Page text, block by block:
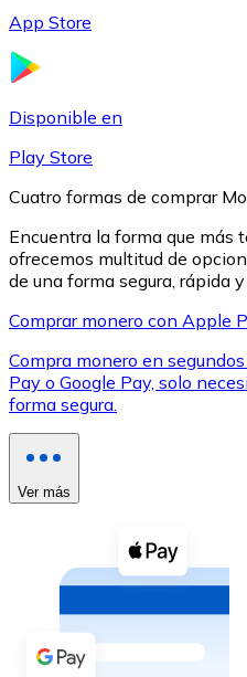
XRP
XRP
Efectivo
Comprar con efectivo
Transferencia SEPA
Añade fondos a tu
App Store
Disponible en
Play Store
Cuatro formas de comprar
Encuentra la forma que más
ofrecemos multitud de
de una forma segura, rápida
Comprar monero con Apple
Compra monero en
Pay o Google Pay, solo
forma segura.
Ver más